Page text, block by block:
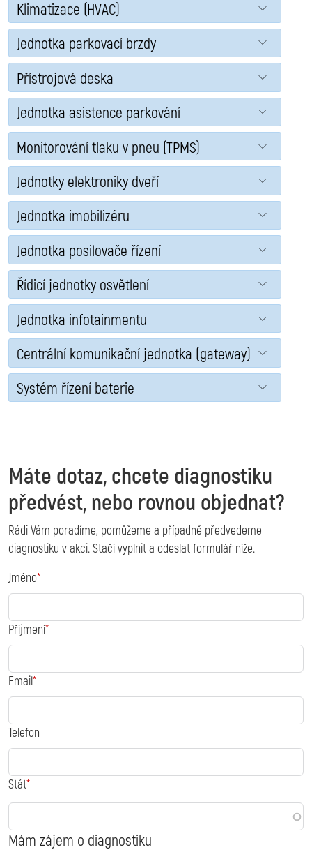
Klimatizace (HVAC)
Jednotka parkovací brzdy
Přístrojová deska
Jednotka asistence parkování
Monitorování tlaku v pneu (TPMS)
Jednotky elektroniky dveří
Jednotka imobilizéru
Jednotka posilovače řízení
Řídicí jednotky osvětlení
Jednotka infotainmentu
Centrální komunikační jednotka (gateway)
Systém řízení baterie
Máte dotaz, chcete diagnostiku
předvést, nebo rovnou objednat?
Rádi Vám poradíme, pomůžeme a případně předvedeme
diagnostiku v akci. Stačí vyplnit a odeslat formulář níže.
Jméno
Příjmení
Email
Telefon
Stát
Mám zájem o diagnostiku